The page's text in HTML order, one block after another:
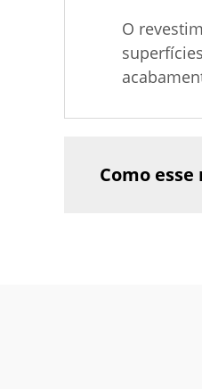
O
Como